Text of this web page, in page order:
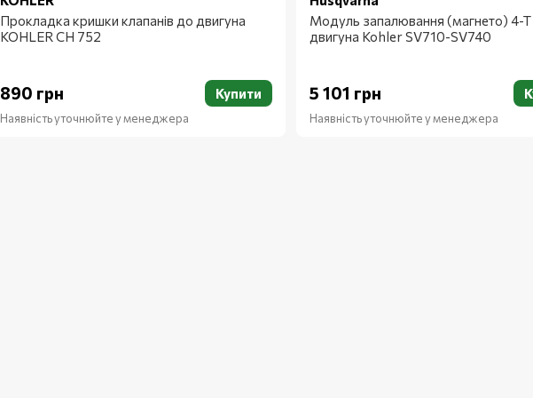
Прокладка кришки клапанів до двигуна
KOHLER CH 752
890 грн Купити
Наявність уточнюйте у менеджера
Модуль запалювання (магнето) 4-T
двигуна Kohler SV710-SV740
5 101 грн
Наявність уточнюйте у менеджера